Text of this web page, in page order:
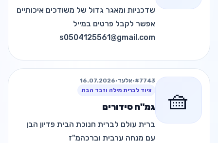
שדכניות ומאגר גדול של משודכים איכותיים
אפשר לקבל פרטים במייל
s0504125561@gmail.com
🧺
#7743
•אלעד•
16.07.2026
ציוד לברית מילה וזבד הבת
גמ"ח סידורים
ברית עולם לברית חנוכת הבית פדיון הבן
עם מנחה ערבית וברכהמ"ז